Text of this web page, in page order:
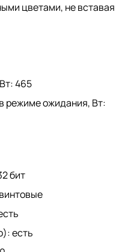
цветами, не вставая
465
режиме ожидания, Вт:
бит
есть